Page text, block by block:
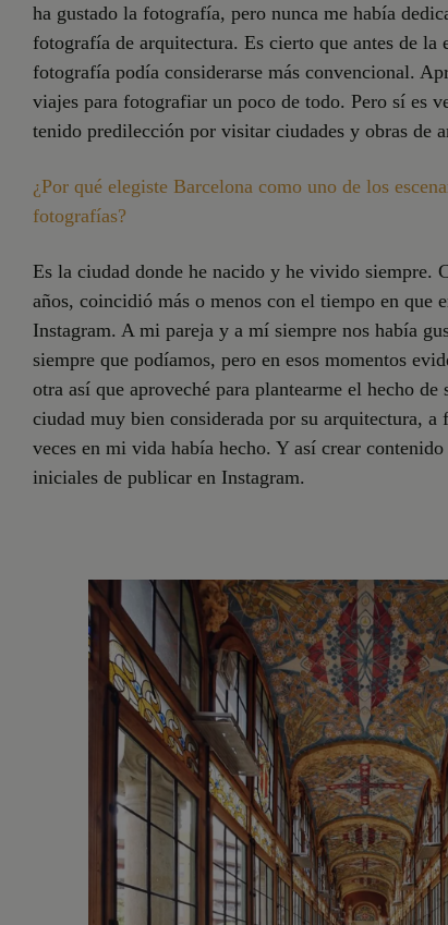
ha gustado la fotografía, pero nunca me había
fotografía de arquitectura. Es cierto que antes de la
fotografía podía considerarse más convencional.
viajes para fotografiar un poco de todo. Pero sí es
tenido predilección por visitar ciudades y obras de
¿Por qué elegiste Barcelona como uno de los
fotografías?
Es la ciudad donde he nacido y he vivido siempre.
años, coincidió más o menos con el tiempo en que
Instagram. A mi pareja y a mí siempre nos había
siempre que podíamos, pero en esos momentos
otra así que aproveché para plantearme el hecho
ciudad muy bien considerada por su arquitectura, a
veces en mi vida había hecho. Y así crear
iniciales de publicar en Instagram.